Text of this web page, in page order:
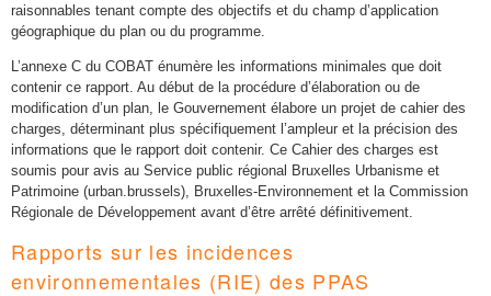
raisonnables tenant compte des objectifs et du champ d’application
géographique du plan ou du programme.
L’annexe C du COBAT énumère les informations minimales que doit
contenir ce rapport. Au début de la procédure d’élaboration ou de
modification d’un plan, le Gouvernement élabore un projet de cahier des
charges, déterminant plus spécifiquement l’ampleur et la précision des
informations que le rapport doit contenir. Ce Cahier des charges est
soumis pour avis au Service public régional Bruxelles Urbanisme et
Patrimoine (urban.brussels), Bruxelles-Environnement et la Commission
Régionale de Développement avant d’être arrêté définitivement.
Rapports sur les incidences
environnementales (RIE) des PPAS